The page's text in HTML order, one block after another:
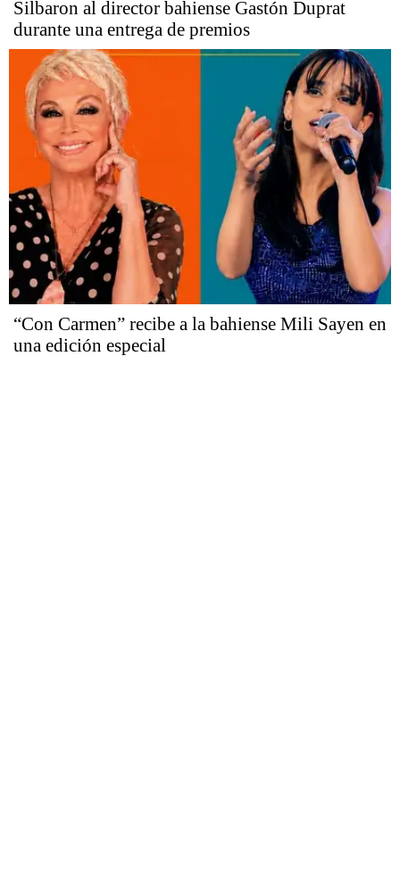
Silbaron al director bahiense Gastón Duprat
durante una entrega de premios
“Con Carmen” recibe a la bahiense Mili Sayen en
una edición especial